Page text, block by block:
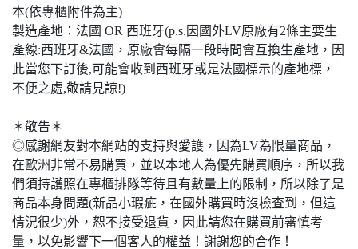
本(依專櫃附件為主)
製造產地：法國 OR 西班牙(p.s.因國外LV原廠有2條主要生
產線:西班牙&法國，原廠會每隔一段時間會互換生產地，因
此當您下訂後,可能會收到西班牙或是法國標示的產地標，
不便之處,敬請見諒!)
＊敬告＊
◎感謝網友對本網站的支持與愛護，因為LV為限量商品，
在歐洲非常不易購買，並以本地人為優先購買順序，所以我
們須持護照在專櫃排隊等待且有數量上的限制，所以除了是
商品本身問題(新品小瑕疵，在國外購買時沒檢查到，但這
情況很少)外，恕不接受退貨，因此請您在購買前審慎考
量，以免影響下一個客人的權益！謝謝您的合作！